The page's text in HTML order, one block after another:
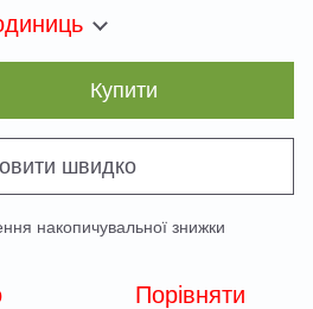
Купити
швидко
накопичувальної знижки
Порівняти